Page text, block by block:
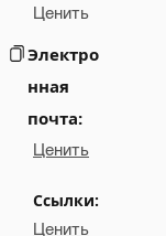
Ценить
Электро
нная
почта:
Ценить
Ссылки:
Ценить